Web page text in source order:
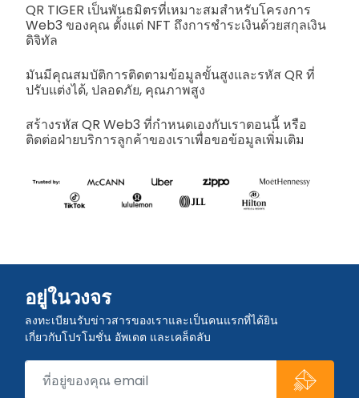
QR TIGER เป็นพันธมิตรที่เหมาะสมสำหรับโครงการ
Web3 ของคุณ ตั้งแต่ NFT ถึงการชำระเงินด้วยสกุลเงิน
ดิจิทัล
มันมีคุณสมบัติการติดตามข้อมูลขั้นสูงและรหัส QR ที่
ปรับแต่งได้, ปลอดภัย, คุณภาพสูง
สร้างรหัส QR Web3 ที่กำหนดเองกับเราตอนนี้ หรือ
ติดต่อฝ่ายบริการลูกค้าของเราเพื่อขอข้อมูลเพิ่มเติม
อยู่ในวงจร
ลงทะเบียนรับข่าวสารของเราและเป็นคนแรกที่ได้ยิน
เกี่ยวกับโปรโมชั่น อัพเดต และเคล็ดลับ